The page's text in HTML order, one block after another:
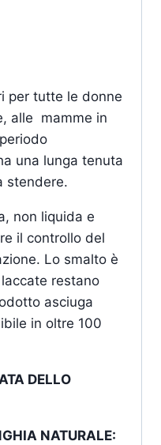
per tutte le donne
alle mamme in
una lunga tenuta
stendere.
non liquida e
il controllo del
Lo smalto è
restano
asciuga
in oltre 100
DELLO
NATURALE: